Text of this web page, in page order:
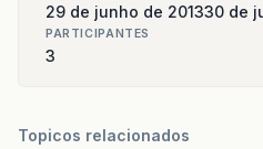
29 de junho de 201330 de
PARTICIPANTES
3
Topicos relacionados